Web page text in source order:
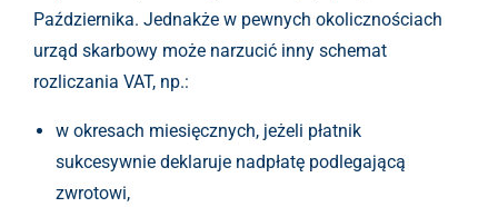
Października. Jednakże w pewnych okolicznościach
urząd skarbowy może narzucić inny schemat
rozliczania VAT, np.:
w okresach miesięcznych, jeżeli płatnik
sukcesywnie deklaruje nadpłatę podlegającą
zwrotowi,